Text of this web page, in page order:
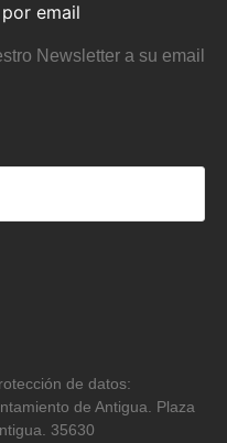
email
Newsletter a su email
de datos:
de Antigua. Plaza
35630